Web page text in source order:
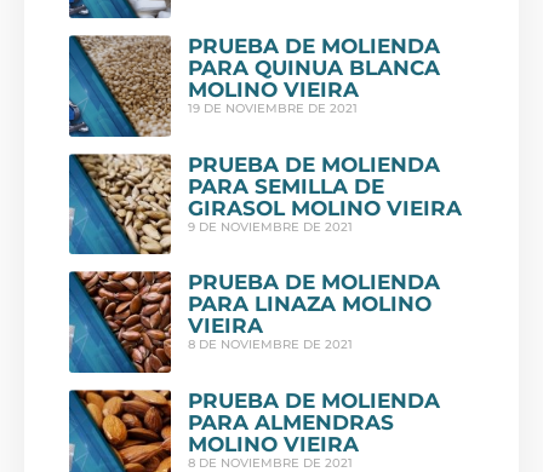
PRUEBA DE MOLIENDA
PARA QUINUA BLANCA
MOLINO VIEIRA
19 DE NOVIEMBRE DE 2021
PRUEBA DE MOLIENDA
PARA SEMILLA DE
GIRASOL MOLINO VIEIRA
9 DE NOVIEMBRE DE 2021
PRUEBA DE MOLIENDA
PARA LINAZA MOLINO
VIEIRA
8 DE NOVIEMBRE DE 2021
PRUEBA DE MOLIENDA
PARA ALMENDRAS
MOLINO VIEIRA
8 DE NOVIEMBRE DE 2021